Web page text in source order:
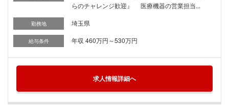
らのチャレンジ歓迎』 医療機器の営業担当...
勤務地 埼玉県
給与条件 年収 460万円～530万円
求人情報詳細へ